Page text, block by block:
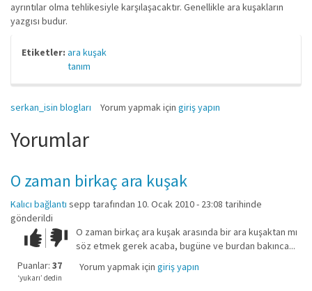
ayrıntılar olma tehlikesiyle karşılaşacaktır. Genellikle ara kuşakların
yazgısı budur.
Etiketler: ara kuşak
tanım
serkan_isin blogları Yorum yapmak için giriş yapın
Yorumlar
O zaman birkaç ara kuşak
Kalıcı bağlantı sepp tarafından 10. Ocak 2010 - 23:08 tarihinde
gönderildi
Çok iyi!O
kadar
iyi
değil!
Puanlar: 37
‘yukarı’ dedin
O zaman birkaç ara kuşak arasında bir ara kuşaktan mı
söz etmek gerek acaba, bugüne ve burdan bakınca...
Yorum yapmak için giriş yapın